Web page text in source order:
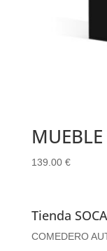
139.00 €
Tienda
COMEDERO